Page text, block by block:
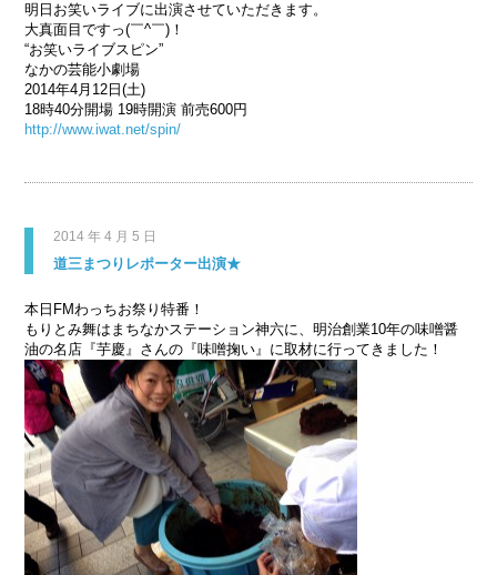
明日お笑いライブに出演させていただきます。
大真面目ですっ(￣^￣)！
“お笑いライブスピン”
なかの芸能小劇場
2014年4月12日(土)
18時40分開場 19時開演 前売600円
http://www.iwat.net/spin/
2014 年 4 月 5 日
道三まつりレポーター出演★
本日FMわっちお祭り特番！
もりとみ舞はまちなかステーション神六に、明治創業10年の味噌醤
油の名店『芋慶』さんの『味噌掬い』に取材に行ってきました！